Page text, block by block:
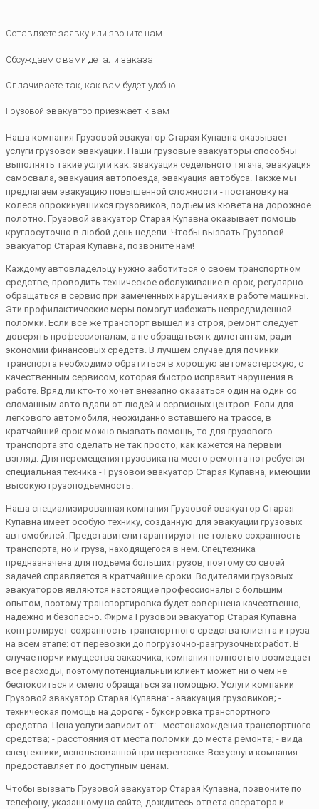
Оставляете заявку или звоните нам
Обсуждаем с вами детали заказа
Оплачиваете так, как вам будет удобно
Грузовой эвакуатор приезжает к вам
Наша компания Грузовой эвакуатор Старая Купавна оказывает
услуги грузовой эвакуации. Наши грузовые эвакуаторы способны
выполнять такие услуги как: эвакуация седельного тягача, эвакуация
самосвала, эвакуация автопоезда, эвакуация автобуса. Также мы
предлагаем эвакуацию повышенной сложности - постановку на
колеса опрокинувшихся грузовиков, подъем из кювета на дорожное
полотно. Грузовой эвакуатор Старая Купавна оказывает помощь
круглосуточно в любой день недели. Чтобы вызвать Грузовой
эвакуатор Старая Купавна, позвоните нам!
Каждому автовладельцу нужно заботиться о своем транспортном
средстве, проводить техническое обслуживание в срок, регулярно
обращаться в сервис при замеченных нарушениях в работе машины.
Эти профилактические меры помогут избежать непредвиденной
поломки. Если все же транспорт вышел из строя, ремонт следует
доверять профессионалам, а не обращаться к дилетантам, ради
экономии финансовых средств. В лучшем случае для починки
транспорта необходимо обратиться в хорошую автомастерскую, с
качественным сервисом, которая быстро исправит нарушения в
работе. Вряд ли кто-то хочет внезапно оказаться один на один со
сломанным авто вдали от людей и сервисных центров. Если для
легкового автомобиля, неожиданно вставшего на трассе, в
кратчайший срок можно вызвать помощь, то для грузового
транспорта это сделать не так просто, как кажется на первый
взгляд. Для перемещения грузовика на место ремонта потребуется
специальная техника - Грузовой эвакуатор Старая Купавна, имеющий
высокую грузоподъемность.
Наша специализированная компания Грузовой эвакуатор Старая
Купавна имеет особую технику, созданную для эвакуации грузовых
автомобилей. Представители гарантируют не только сохранность
транспорта, но и груза, находящегося в нем. Спецтехника
предназначена для подъема больших грузов, поэтому со своей
задачей справляется в кратчайшие сроки. Водителями грузовых
эвакуаторов являются настоящие профессионалы с большим
опытом, поэтому транспортировка будет совершена качественно,
надежно и безопасно. Фирма Грузовой эвакуатор Старая Купавна
контролирует сохранность транспортного средства клиента и груза
на всем этапе: от перевозки до погрузочно-разгрузочных работ. В
случае порчи имущества заказчика, компания полностью возмещает
все расходы, поэтому потенциальный клиент может ни о чем не
беспокоиться и смело обращаться за помощью. Услуги компании
Грузовой эвакуатор Старая Купавна: - эвакуация грузовиков; -
техническая помощь на дороге; - буксировка транспортного
средства. Цена услуги зависит от: - местонахождения транспортного
средства; - расстояния от места поломки до места ремонта; - вида
спецтехники, использованной при перевозке. Все услуги компания
предоставляет по доступным ценам.
Чтобы вызвать Грузовой эвакуатор Старая Купавна, позвоните по
телефону, указанному на сайте, дождитесь ответа оператора и